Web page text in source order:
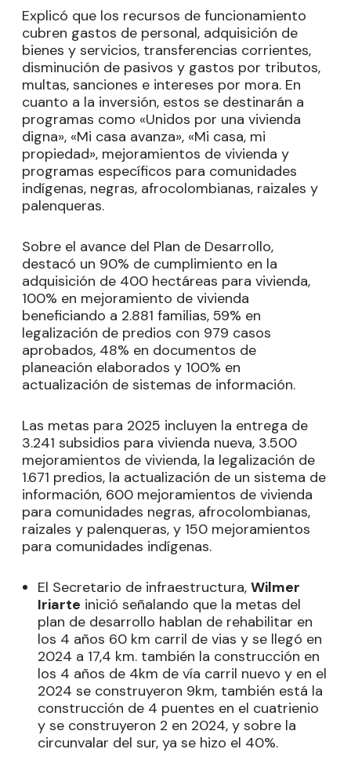
Explicó que los recursos de funcionamiento
cubren gastos de personal, adquisición de
bienes y servicios, transferencias corrientes,
disminución de pasivos y gastos por tributos,
multas, sanciones e intereses por mora. En
cuanto a la inversión, estos se destinarán a
programas como «Unidos por una vivienda
digna», «Mi casa avanza», «Mi casa, mi
propiedad», mejoramientos de vivienda y
programas específicos para comunidades
indígenas, negras, afrocolombianas, raizales y
palenqueras.
Sobre el avance del Plan de Desarrollo,
destacó un 90% de cumplimiento en la
adquisición de 400 hectáreas para vivienda,
100% en mejoramiento de vivienda
beneficiando a 2.881 familias, 59% en
legalización de predios con 979 casos
aprobados, 48% en documentos de
planeación elaborados y 100% en
actualización de sistemas de información.
Las metas para 2025 incluyen la entrega de
3.241 subsidios para vivienda nueva, 3.500
mejoramientos de vivienda, la legalización de
1.671 predios, la actualización de un sistema de
información, 600 mejoramientos de vivienda
para comunidades negras, afrocolombianas,
raizales y palenqueras, y 150 mejoramientos
para comunidades indígenas.
El Secretario de infraestructura, Wilmer
Iriarte inició señalando que la metas del
plan de desarrollo hablan de rehabilitar en
los 4 años 60 km carril de vias y se llegó en
2024 a 17,4 km. también la construcción en
los 4 años de 4km de vía carril nuevo y en el
2024 se construyeron 9km, también está la
construcción de 4 puentes en el cuatrienio
y se construyeron 2 en 2024, y sobre la
circunvalar del sur, ya se hizo el 40%.